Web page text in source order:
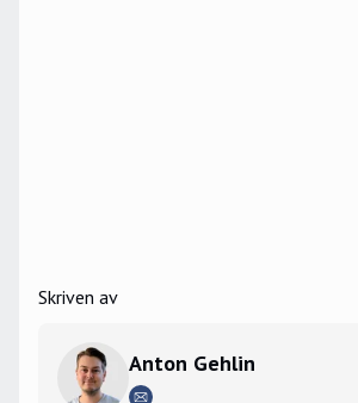
Skriven av
Anton Gehlin